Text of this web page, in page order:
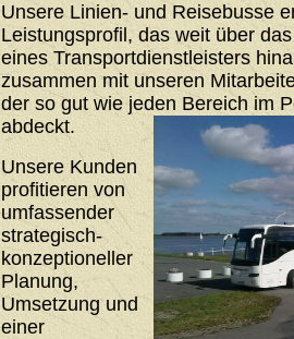
Unsere Linien- und Reisebusse
Leistungsprofil, das weit über
eines Transportdienstleisters
zusammen mit unseren
der so gut wie jeden Bereich im
abdeckt.
Unsere Kunden
profitieren von
umfassender
strategisch-
konzeptioneller
Planung,
Umsetzung und
einer